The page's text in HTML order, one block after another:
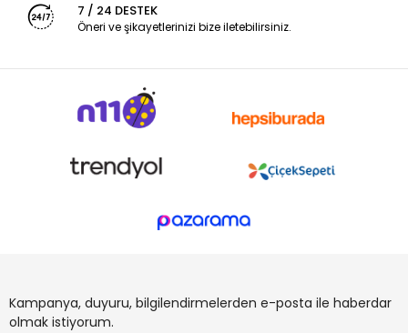
7 / 24 DESTEK
Öneri ve şikayetlerinizi bize iletebilirsiniz.
Kampanya, duyuru, bilgilendirmelerden e-posta ile haberdar
olmak istiyorum.